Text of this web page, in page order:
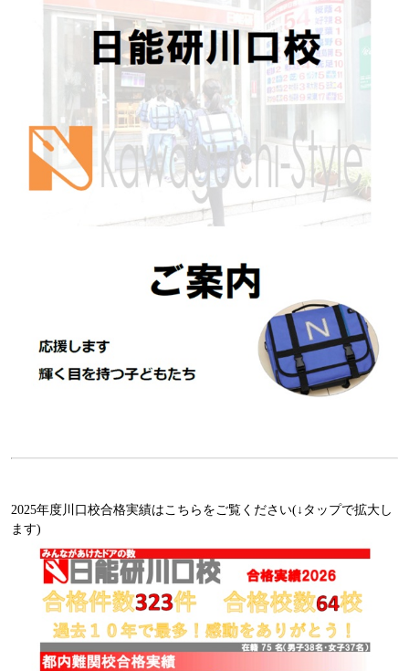
2025年度川口校合格実績はこちらをご覧ください(↓タップで拡大し
ます)